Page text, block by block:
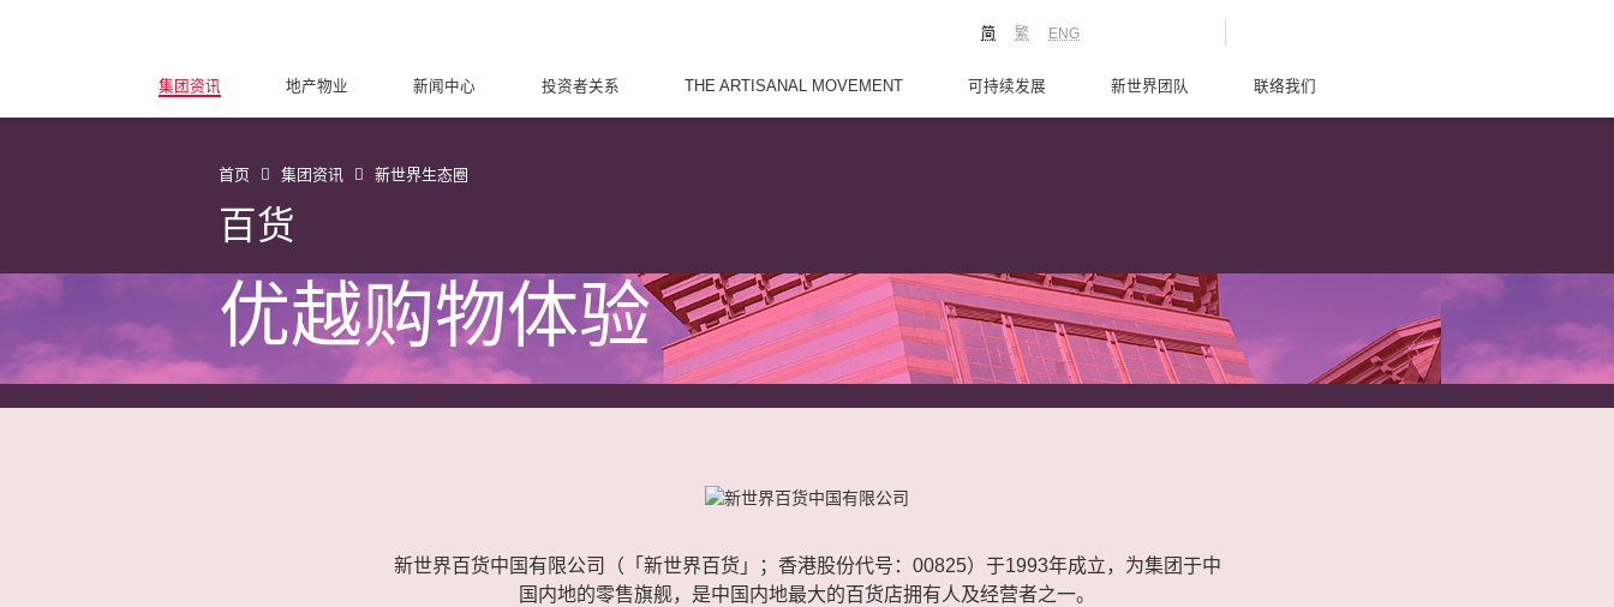
ENG
繁
简
集团资讯 地产物业 新闻中心 投资者关系 THE ARTISANAL MOVEMENT 可持续发展 新世界团队 联络我们
首页 集团资讯 新世界生态圈
百货
优越购物体验
新世界百货中国有限公司（「新世界百货」；香港股份代号：00825）于1993年成立，为集团于中
国内地的零售旗舰，是中国内地最大的百货店拥有人及经营者之一。